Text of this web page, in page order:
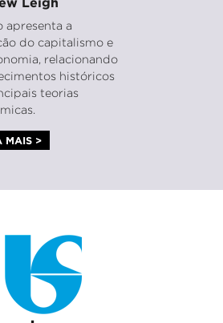
apresenta a
do capitalismo e
relacionando
históricos
teorias
MAIS >